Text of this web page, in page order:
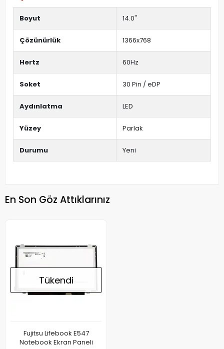
Boyut 14.0''
Çözünürlük 1366x768
Hertz 60Hz
Soket 30 Pin / eDP
Aydınlatma LED
Yüzey Parlak
Durumu Yeni
En Son Göz Attıklarınız
Tükendi
Fujitsu Lifebook E547
Notebook Ekran Paneli